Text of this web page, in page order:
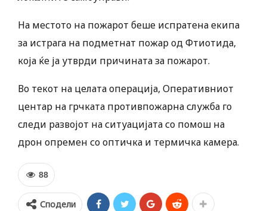
На местото на пожарот беше испратена екипа
за истрага на подметнат пожар од Фтиотида,
која ќе ја утврди причината за пожарот.
Во текот на целата операција, Оперативниот
центар на грчката противпожарна служба го
следи развојот на ситуацијата со помош на
дрон опремен со оптичка и термичка камера.
88
Сподели